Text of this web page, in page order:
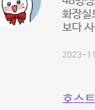
화장실
보다
2023-
호스